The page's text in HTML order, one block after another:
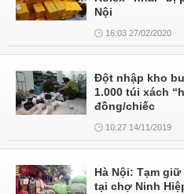
Nội
16:03 27/02/2020
Đột nhập kho
1.000 túi xách
đồng/chiếc
10:27 14/11/2019
Hà Nội: Tạm
tại chợ Ninh